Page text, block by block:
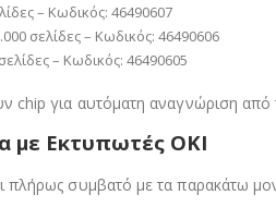
– Κωδικός: 46490607
σελίδες – Κωδικός: 46490606
– Κωδικός: 46490605
chip για αυτόματη αναγνώριση από
με Εκτυπωτές OKI
πλήρως συμβατό με τα παρακάτω